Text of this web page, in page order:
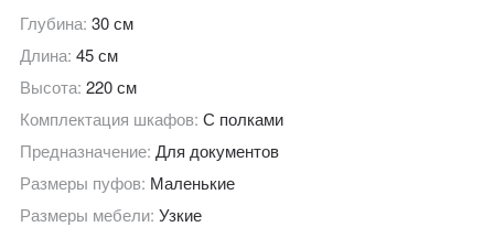
Глубина:30 см
Длина:45 см
Высота:220 см
Комплектация шкафов:С полками
Предназначение:Для документов
Размеры пуфов: Маленькие
Размеры мебели:Узкие